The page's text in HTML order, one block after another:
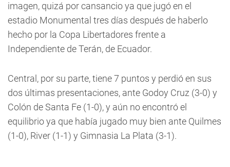
imagen, quizá por cansancio ya que jugó en el
estadio Monumental tres días después de haberlo
hecho por la Copa Libertadores frente a
Independiente de Terán, de Ecuador.
Central, por su parte, tiene 7 puntos y perdió en sus
dos últimas presentaciones, ante Godoy Cruz (3-0) y
Colón de Santa Fe (1-0), y aún no encontró el
equilibrio ya que había jugado muy bien ante Quilmes
(1-0), River (1-1) y Gimnasia La Plata (3-1).